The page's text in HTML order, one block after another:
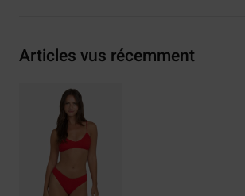
Articles vus récemment